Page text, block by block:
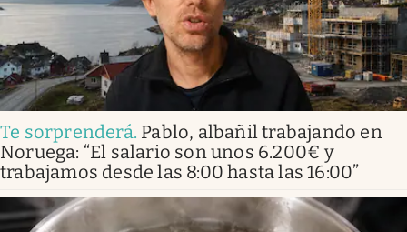
Te sorprenderá. Pablo, albañil trabajando en
Noruega: “El salario son unos 6.200€ y
trabajamos desde las 8:00 hasta las 16:00”